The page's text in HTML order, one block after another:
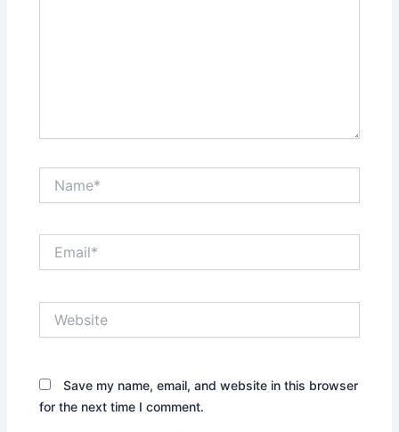
Save my name, email, and website in this browser
for the next time I comment.